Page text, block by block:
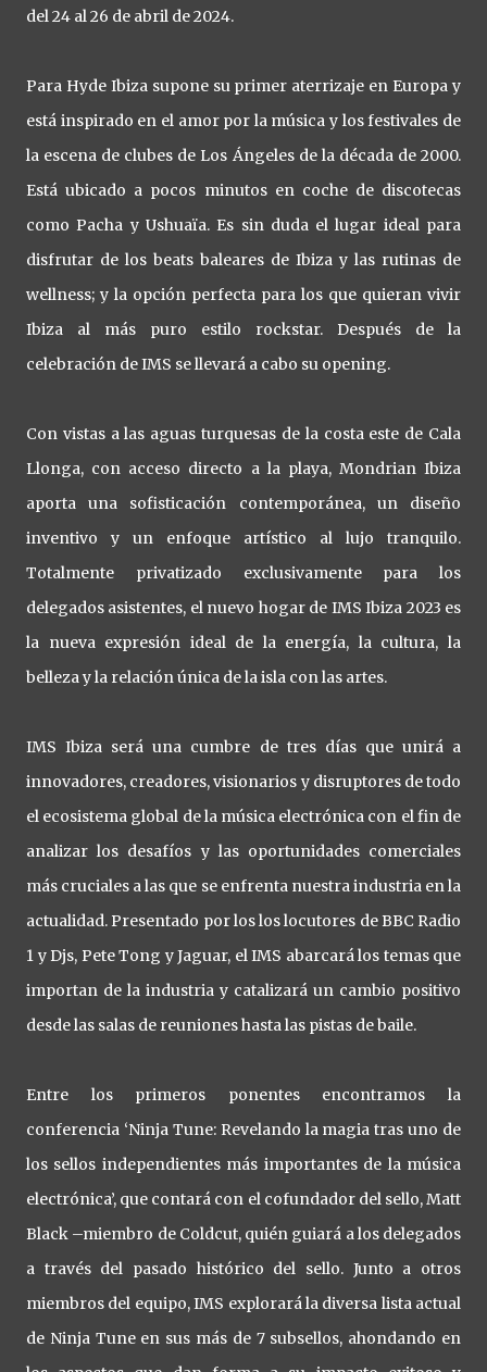
del 24 al 26 de abril de 2024.
Para Hyde Ibiza supone su primer aterrizaje en Europa y
está inspirado en el amor por la música y los festivales de
la escena de clubes de Los Ángeles de la década de 2000.
Está ubicado a pocos minutos en coche de discotecas
como Pacha y Ushuaïa. Es sin duda el lugar ideal para
disfrutar de los beats baleares de Ibiza y las rutinas de
wellness; y la opción perfecta para los que quieran vivir
Ibiza al más puro estilo rockstar. Después de la
celebración de IMS se llevará a cabo su opening.
Con vistas a las aguas turquesas de la costa este de Cala
Llonga, con acceso directo a la playa, Mondrian Ibiza
aporta una sofisticación contemporánea, un diseño
inventivo y un enfoque artístico al lujo tranquilo.
Totalmente privatizado exclusivamente para los
delegados asistentes, el nuevo hogar de IMS Ibiza 2023 es
la nueva expresión ideal de la energía, la cultura, la
belleza y la relación única de la isla con las artes.
IMS Ibiza será una cumbre de tres días que unirá a
innovadores, creadores, visionarios y disruptores de todo
el ecosistema global de la música electrónica con el fin de
analizar los desafíos y las oportunidades comerciales
más cruciales a las que se enfrenta nuestra industria en la
actualidad. Presentado por los los locutores de BBC Radio
1 y Djs, Pete Tong y Jaguar, el IMS abarcará los temas que
importan de la industria y catalizará un cambio positivo
desde las salas de reuniones hasta las pistas de baile.
Entre los primeros ponentes encontramos la
conferencia ‘Ninja Tune: Revelando la magia tras uno de
los sellos independientes más importantes de la música
electrónica’, que contará con el cofundador del sello, Matt
Black –miembro de Coldcut, quién guiará a los delegados
a través del pasado histórico del sello. Junto a otros
miembros del equipo, IMS explorará la diversa lista actual
de Ninja Tune en sus más de 7 subsellos, ahondando en